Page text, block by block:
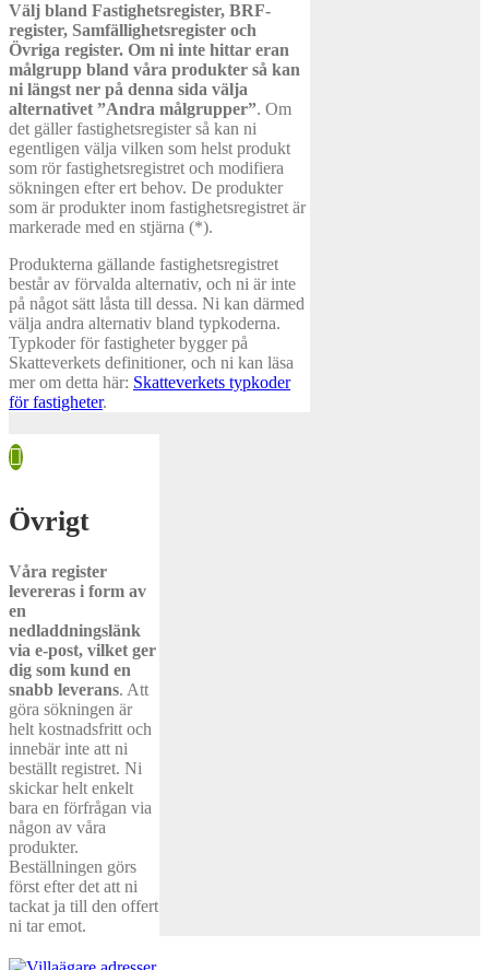
Välj bland Fastighetsregister, BRF-
register, Samfällighetsregister och
Övriga register. Om ni inte hittar eran
målgrupp bland våra produkter så kan
ni längst ner på denna sida välja
alternativet ”Andra målgrupper”. Om
det gäller fastighetsregister så kan ni
egentligen välja vilken som helst produkt
som rör fastighetsregistret och modifiera
sökningen efter ert behov. De produkter
som är produkter inom fastighetsregistret är
markerade med en stjärna (*).
Produkterna gällande fastighetsregistret
består av förvalda alternativ, och ni är inte
på något sätt låsta till dessa. Ni kan därmed
välja andra alternativ bland typkoderna.
Typkoder för fastigheter bygger på
Skatteverkets definitioner, och ni kan läsa
mer om detta här: Skatteverkets typkoder
för fastigheter.
Övrigt
Våra register
levereras i form av
en
nedladdningslänk
via e-post, vilket ger
dig som kund en
snabb leverans. Att
göra sökningen är
helt kostnadsfritt och
innebär inte att ni
beställt registret. Ni
skickar helt enkelt
bara en förfrågan via
någon av våra
produkter.
Beställningen görs
först efter det att ni
tackat ja till den offert
ni tar emot.